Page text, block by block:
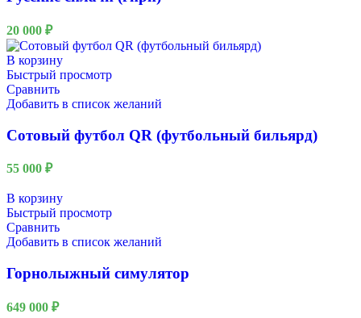
20 000 ₽
В корзину
Быстрый просмотр
Сравнить
Добавить в список желаний
Сотовый футбол QR (футбольный бильярд)
55 000 ₽
В корзину
Быстрый просмотр
Сравнить
Добавить в список желаний
Горнолыжный симулятор
649 000 ₽